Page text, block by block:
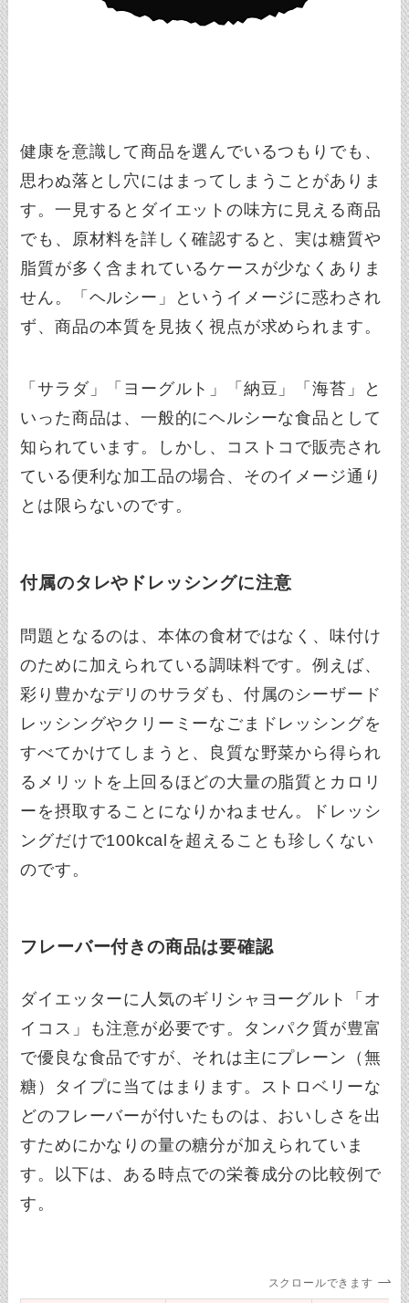
健康を意識して商品を選んでいるつもりでも、
思わぬ落とし穴にはまってしまうことがありま
す。一見するとダイエットの味方に見える商品
でも、原材料を詳しく確認すると、実は糖質や
脂質が多く含まれているケースが少なくありま
せん。「ヘルシー」というイメージに惑わされ
ず、商品の本質を見抜く視点が求められます。
「サラダ」「ヨーグルト」「納豆」「海苔」と
いった商品は、一般的にヘルシーな食品として
知られています。しかし、コストコで販売され
ている便利な加工品の場合、そのイメージ通り
とは限らないのです。
付属のタレやドレッシングに注意
問題となるのは、本体の食材ではなく、味付け
のために加えられている調味料です。例えば、
彩り豊かなデリのサラダも、付属のシーザード
レッシングやクリーミーなごまドレッシングを
すべてかけてしまうと、良質な野菜から得られ
るメリットを上回るほどの大量の脂質とカロリ
ーを摂取することになりかねません。ドレッシ
ングだけで100kcalを超えることも珍しくない
のです。
フレーバー付きの商品は要確認
ダイエッターに人気のギリシャヨーグルト「オ
イコス」も注意が必要です。タンパク質が豊富
で優良な食品ですが、それは主にプレーン（無
糖）タイプに当てはまります。ストロベリーな
どのフレーバーが付いたものは、おいしさを出
すためにかなりの量の糖分が加えられていま
す。以下は、ある時点での栄養成分の比較例で
す。
スクロールできます